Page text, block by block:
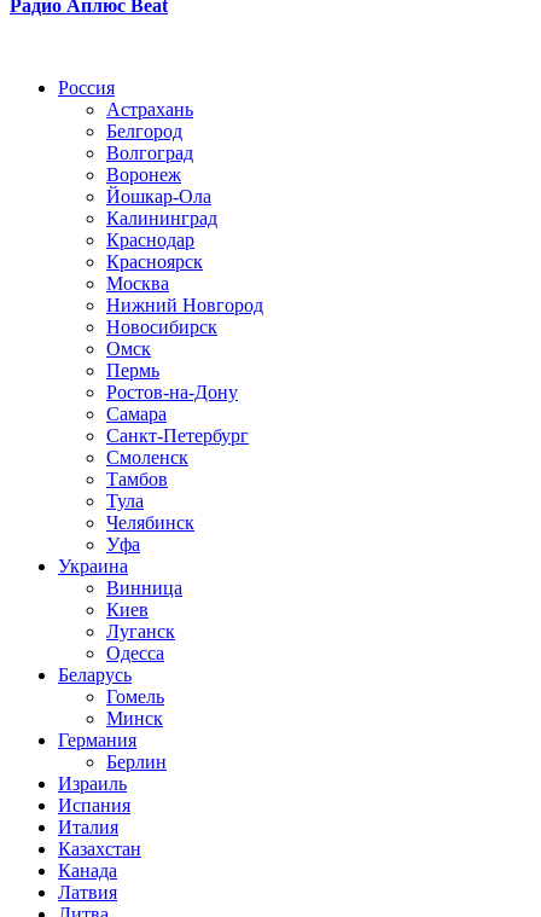
Радио Аплюс Beat
Россия
Астрахань
Белгород
Волгоград
Воронеж
Йошкар-Ола
Калининград
Краснодар
Красноярск
Москва
Нижний Новгород
Новосибирск
Омск
Пермь
Ростов-на-Дону
Самара
Санкт-Петербург
Смоленск
Тамбов
Тула
Челябинск
Уфа
Украина
Винница
Киев
Луганск
Одесса
Беларусь
Гомель
Минск
Германия
Берлин
Израиль
Испания
Италия
Казахстан
Канада
Латвия